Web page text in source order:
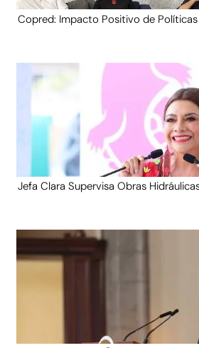
Copred: Impacto Positivo de
Jefa Clara Supervisa Obras